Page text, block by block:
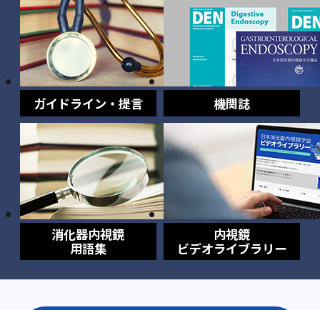
ガイドライン・提言 機関誌
消化器内視鏡
用語集
内視鏡
ビデオライブラリー